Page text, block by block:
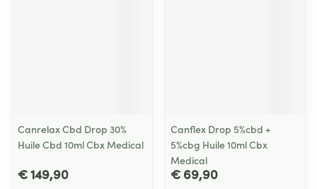
Canrelax Cbd Drop 30%
Huile Cbd 10ml Cbx Medical
€ 149,90
Canflex Drop 5%cbd +
5%cbg Huile 10ml Cbx
Medical
€ 69,90